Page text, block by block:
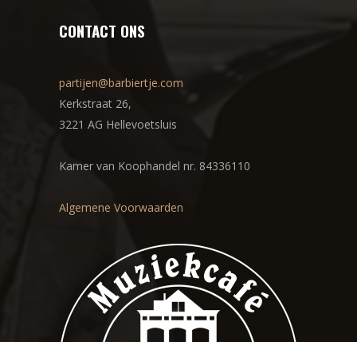
CONTACT ONS
partijen@barbiertje.com
Kerkstraat 26,
3221 AG Hellevoetsluis
Kamer van Koophandel nr. 84336110
Algemene Voorwaarden